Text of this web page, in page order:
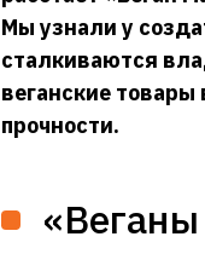
Мы узнали у
сталкиваются
веганские товары
прочности.